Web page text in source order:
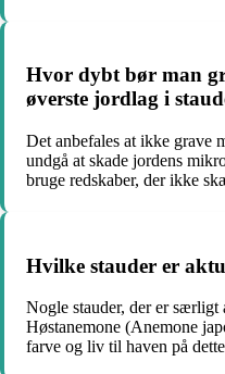
Hvor dybt bør man
øverste jordlag i
Det anbefales at ikke grave
undgå at skade jordens
bruge redskaber, der ikke
Hvilke stauder er
Nogle stauder, der er
Høstanemone (Anemone
farve og liv til haven på